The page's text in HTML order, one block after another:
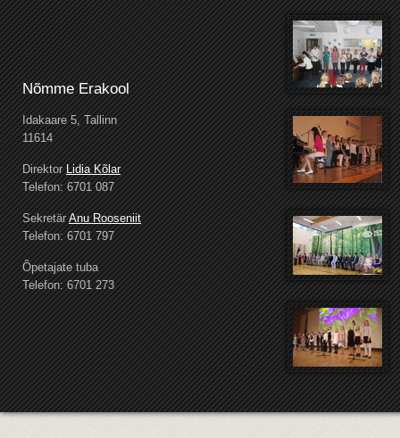
Nõmme Erakool
Idakaare 5, Tallinn
11614
DirektorLidia Kõlar
Telefon: 6701 087
SekretärAnu Rooseniit
Telefon: 6701 797
Õpetajate tuba
Telefon: 6701 273